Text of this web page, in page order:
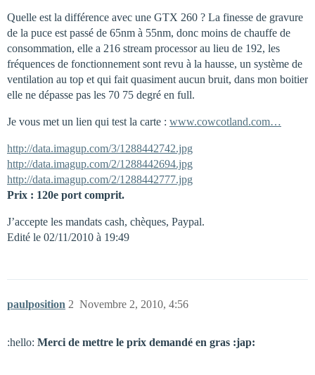
Quelle est la différence avec une GTX 260 ? La finesse de gravure
de la puce est passé de 65nm à 55nm, donc moins de chauffe de
consommation, elle a 216 stream processor au lieu de 192, les
fréquences de fonctionnement sont revu à la hausse, un système de
ventilation au top et qui fait quasiment aucun bruit, dans mon boitier
elle ne dépasse pas les 70 75 degré en full.
Je vous met un lien qui test la carte : www.cowcotland.com…
http://data.imagup.com/3/1288442742.jpg
http://data.imagup.com/2/1288442694.jpg
http://data.imagup.com/2/1288442777.jpg
Prix : 120e port comprit.
J’accepte les mandats cash, chèques, Paypal.
Edité le 02/11/2010 à 19:49
paulposition Novembre 2, 2010, 4:56
2
:hello: Merci de mettre le prix demandé en gras :jap: